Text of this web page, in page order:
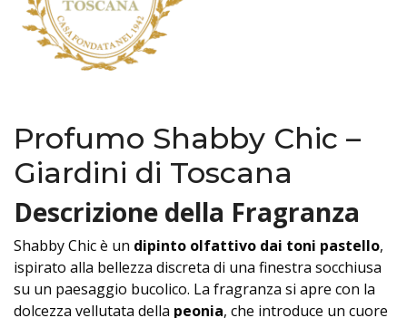
Profumo Shabby Chic –
Giardini di Toscana
Descrizione della Fragranza
Shabby Chic è un dipinto olfattivo dai toni pastello,
ispirato alla bellezza discreta di una finestra socchiusa
su un paesaggio bucolico. La fragranza si apre con la
dolcezza vellutata della peonia, che introduce un cuore